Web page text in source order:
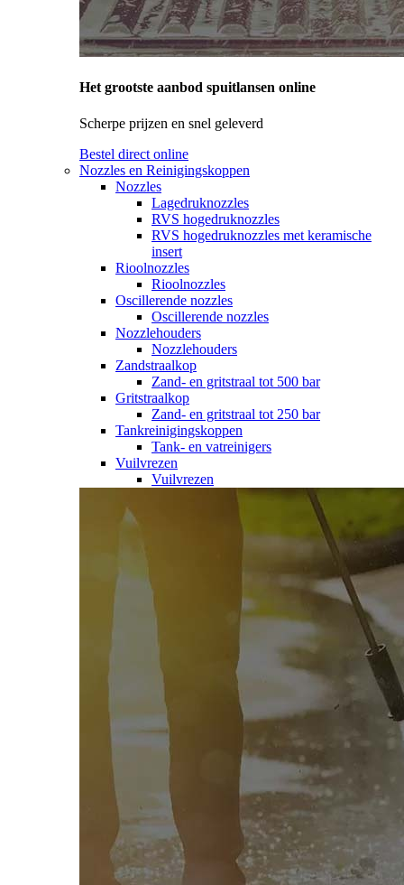
Het grootste aanbod spuitlansen online
Scherpe prijzen en snel geleverd
Bestel direct online
Nozzles en Reinigingskoppen
Nozzles
Lagedruknozzles
RVS hogedruknozzles
RVS hogedruknozzles met keramische
insert
Rioolnozzles
Rioolnozzles
Oscillerende nozzles
Oscillerende nozzles
Nozzlehouders
Nozzlehouders
Zandstraalkop
Zand- en gritstraal tot 500 bar
Gritstraalkop
Zand- en gritstraal tot 250 bar
Tankreinigingskoppen
Tank- en vatreinigers
Vuilvrezen
Vuilvrezen